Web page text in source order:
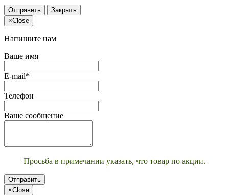
Отправить
Закрыть
×Close
Напишите нам
Ваше имя
E-mail*
Телефон
Ваше сообщение
Просьба в примечании указать, что товар по акции.
Отправить
×Close